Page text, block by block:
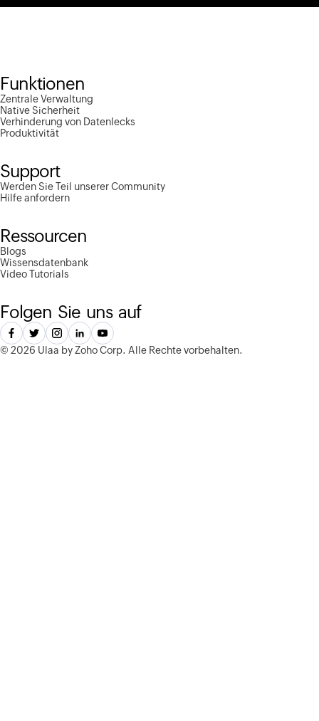
Funktionen
Zentrale Verwaltung
Native Sicherheit
Verhinderung von Datenlecks
Produktivität
Support
Werden Sie Teil unserer Community
Hilfe anfordern
Ressourcen
Blogs
Wissensdatenbank
Video Tutorials
Folgen Sie uns auf
© 2026 Ulaa by Zoho Corp. Alle Rechte vorbehalten.